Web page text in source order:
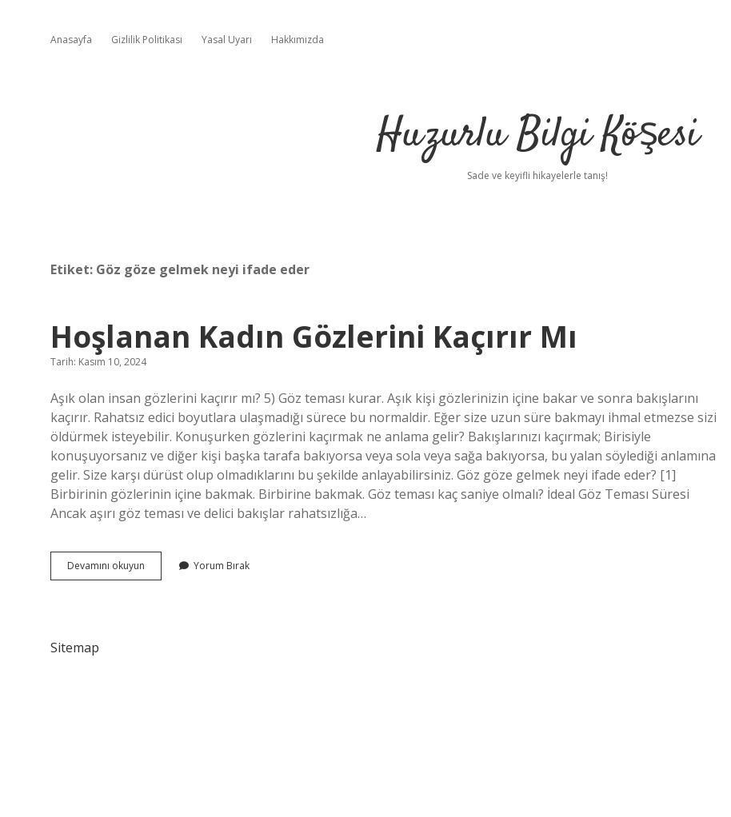
Anasayfa Gizlilik Politikası Yasal Uyarı Hakkımızda
Huzurlu Bilgi Köşesi
Sade ve keyifli hikayelerle tanış!
Etiket: Göz göze gelmek neyi ifade eder
Hoşlanan Kadın Gözlerini Kaçırır Mı
Tarih: Kasım 10, 2024
Aşık olan insan gözlerini kaçırır mı? 5) Göz teması kurar. Aşık kişi gözlerinizin içine bakar ve sonra bakışlarını
kaçırır. Rahatsız edici boyutlara ulaşmadığı sürece bu normaldir. Eğer size uzun süre bakmayı ihmal etmezse sizi
öldürmek isteyebilir. Konuşurken gözlerini kaçırmak ne anlama gelir? Bakışlarınızı kaçırmak; Birisiyle
konuşuyorsanız ve diğer kişi başka tarafa bakıyorsa veya sola veya sağa bakıyorsa, bu yalan söylediği anlamına
gelir. Size karşı dürüst olup olmadıklarını bu şekilde anlayabilirsiniz. Göz göze gelmek neyi ifade eder? [1]
Birbirinin gözlerinin içine bakmak. Birbirine bakmak. Göz teması kaç saniye olmalı? İdeal Göz Teması Süresi
Ancak aşırı göz teması ve delici bakışlar rahatsızlığa…
Devamını okuyun Hoşlanan
Kadın
Yorum Bırak
Sitemap